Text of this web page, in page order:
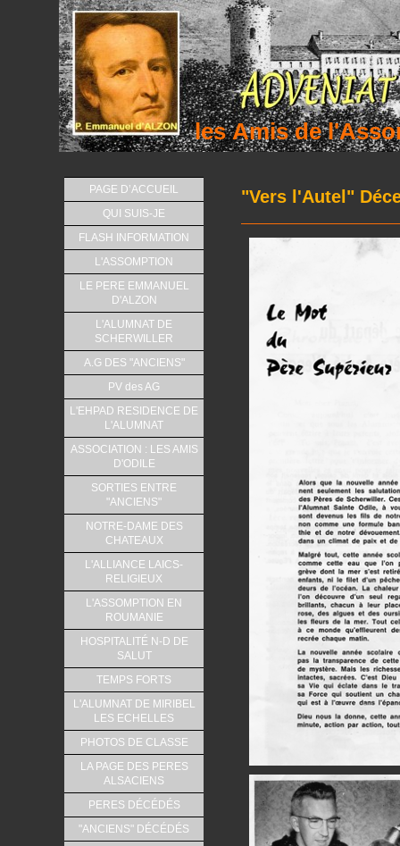
les Amis de
PAGE D’ACCUEIL
QUI SUIS-JE
FLASH INFORMATION
L'ASSOMPTION
LE PERE EMMANUEL
D'ALZON
L'ALUMNAT DE
SCHERWILLER
A.G DES "ANCIENS"
PV des AG
L'EHPAD RESIDENCE DE
L'ALUMNAT
ASSOCIATION : LES AMIS
D'ODILE
SORTIES ENTRE
"ANCIENS"
NOTRE-DAME DES
CHATEAUX
L'ALLIANCE LAICS-
RELIGIEUX
L'ASSOMPTION EN
ROUMANIE
HOSPITALITÉ N-D DE
SALUT
TEMPS FORTS
L'ALUMNAT DE MIRIBEL
LES ECHELLES
PHOTOS DE CLASSE
LA PAGE DES PERES
ALSACIENS
PERES DÉCÉDÉS
"ANCIENS" DÉCÉDÉS
"Vers l'Autel"